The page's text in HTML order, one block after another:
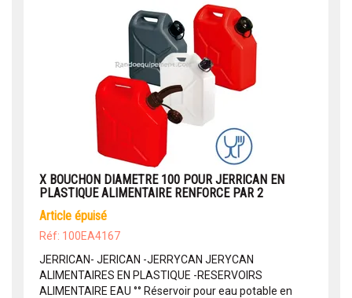
X BOUCHON DIAMETRE 100 POUR JERRICAN EN
PLASTIQUE ALIMENTAIRE RENFORCE PAR 2
article épuisé
Réf: 100EA4167
JERRICAN- JERICAN -JERRYCAN JERYCAN
ALIMENTAIRES EN PLASTIQUE -RESERVOIRS
ALIMENTAIRE EAU °° Réservoir pour eau potable en